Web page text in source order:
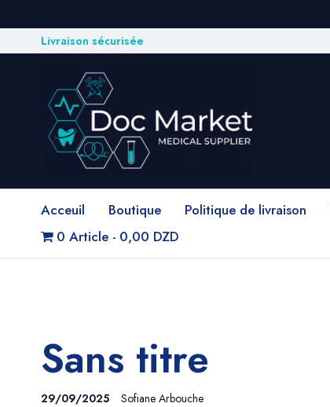
Livraison sécurisée
Acceuil Boutique Politique de livraison
0 Article
0,00 DZD
Sans titre
29/09/2025 Sofiane Arbouche